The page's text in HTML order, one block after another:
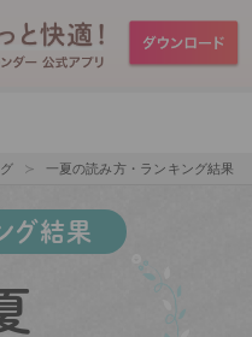
一夏の読み方・ランキング結果
グ結果